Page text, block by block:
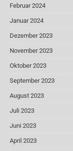
Februar 2024
Januar 2024
Dezember 2023
November 2023
Oktober 2023
September 2023
August 2023
Juli 2023
Juni 2023
April 2023